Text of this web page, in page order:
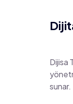
Dijisa
sunar.